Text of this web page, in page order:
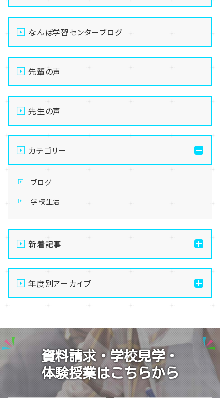
なんば学習センターブログ
先輩の声
先生の声
カテゴリー
ブログ
学校生活
新着記事
【なんば】体験授業で高級感のあるマンゴータルト作り
ました！🥭✨
【なんば】キラリと輝く宝物✨「光るハーバリウム」作り
【なんば】校舎紹介の「自習室編」✨
【なんば】笑顔が溢れたオープンスクール😊在校生の
温かいお出迎えで素敵な1日に🌷
【なんば】夏季休校期間のお知らせ🍉
年度別アーカイブ
2025
2024
2023
資料請求・学校見学・
体験授業はこちらから